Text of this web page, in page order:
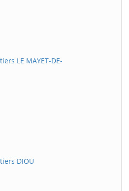
LE MAYET-DE-
DIOU